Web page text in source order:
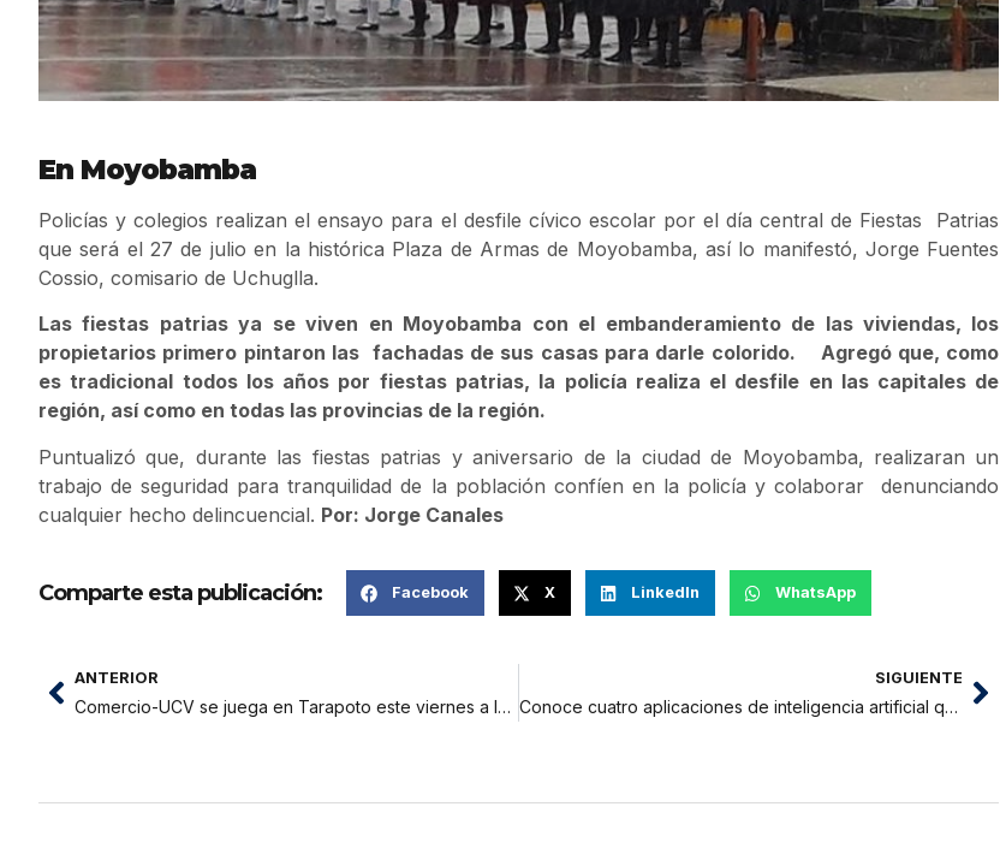
En Moyobamba
Policías y colegios realizan el ensayo para el desfile cívico escolar por el día central de Fiestas Patrias
que será el 27 de julio en la histórica Plaza de Armas de Moyobamba, así lo manifestó, Jorge Fuentes
Cossio, comisario de Uchuglla.
Las fiestas patrias ya se viven en Moyobamba con el embanderamiento de las viviendas, los
propietarios primero pintaron las fachadas de sus casas para darle colorido. Agregó que, como
es tradicional todos los años por fiestas patrias, la policía realiza el desfile en las capitales de
región, así como en todas las provincias de la región.
Puntualizó que, durante las fiestas patrias y aniversario de la ciudad de Moyobamba, realizaran un
trabajo de seguridad para tranquilidad de la población confíen en la policía y colaborar denunciando
cualquier hecho delincuencial. Por: Jorge Canales
Comparte esta publicación: Facebook X LinkedIn WhatsApp
ANTERIOR
Comercio-UCV se juega en Tarapoto este viernes a la 1 de la tarde
SIGUIENTE
Conoce cuatro aplicaciones de inteligencia artificial que puedes utilizar en estudios